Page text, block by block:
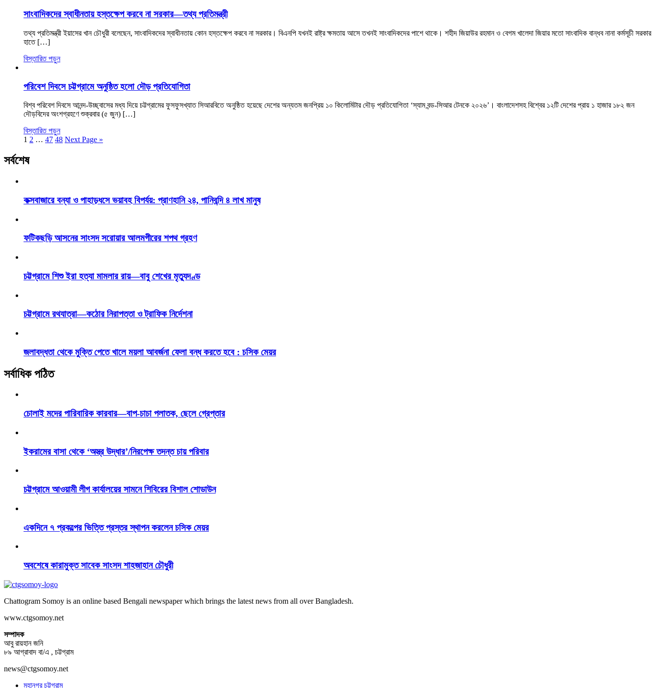
সাংবাদিকদের স্বাধীনতায় হস্তক্ষেপ করবে না সরকার—তথ্য প্রতিমন্ত্রী
তথ্য প্রতিমন্ত্রী ইয়াসের খান চৌধুরী বলেছেন, সাংবাদিকদের স্বাধীনতায় কোন হস্তক্ষেপ করবে না সরকার। বিএনপি যখনই রাষ্ট্র ক্ষমতায় আসে তখনই সাংবাদিকদের পাশে থাকে। শহীদ জিয়াউর রহমান ও বেগম খালেদা জিয়ার মতো সাংবাদিক বান্ধব নানা কর্মসূচী সরকার
হাতে […]
বিস্তারিত পড়ুন
পরিবেশ দিবসে চট্টগ্রামে অনুষ্ঠিত হলো দৌড় প্রতিযোগিতা
বিশ্ব পরিবেশ দিবসে আনন্দ-উচ্ছ্বাসের মধ্য দিয়ে চট্টগ্রামের ফুসফুসখ্যাত সিআরবিতে অনুষ্ঠিত হয়েছে দেশের অন্যতম জনপ্রিয় ১০ কিলোমিটার দৌড় প্রতিযোগিতা ‘স্যাম বন্ড-সিআর টেনকে ২০২৬’। বাংলাদেশসহ বিশ্বের ১২টি দেশের প্রায় ১ হাজার ১৮২ জন
দৌড়বিদের অংশগ্রহণে শুক্রবার (৫ জুন) […]
বিস্তারিত পড়ুন
1 2 … 47 48 Next Page »
সর্বশেষ
কক্সবাজারে বন্যা ও পাহাড়ধসে ভয়াবহ বিপর্যয়: প্রাণহানি ২৪, পানিবন্দি ৪ লাখ মানুষ
ফটিকছড়ি আসনের সাংসদ সরোয়ার আলমগীরের শপথ গ্রহণ
চট্টগ্রামে শিশু ইরা হত্যা মামলার রায়—বাবু শেখের মৃত্যুদণ্ড
চট্টগ্রামে রথযাত্রা—কঠোর নিরাপত্তা ও ট্রাফিক নির্দেশনা
জলাবদ্ধতা থেকে মুক্তি পেতে খালে ময়লা আবর্জনা ফেলা বন্ধ করতে হবে : চসিক মেয়র
সর্বাধিক পঠিত
চোলাই মদের পারিবারিক কারবার—বাপ-চাচা পলাতক, ছেলে গ্রেপ্তার
ইকরামের বাসা থেকে ‘অস্ত্র উদ্ধার’/নিরপেক্ষ তদন্ত চায় পরিবার
চট্টগ্রামে আওয়ামী লীগ কার্যালয়ের সামনে শিবিরের বিশাল শোডাউন
একদিনে ৭ প্রকল্পের ভিত্তি প্রস্তর স্থাপন করলেন চসিক মেয়র
অবশেষে কারামুক্ত সাবেক সাংসদ শাহজাহান চৌধুরী
Chattogram Somoy is an online based Bengali newspaper which brings the latest news from all over Bangladesh.
www.ctgsomoy.net
সম্পাদক
আবু রায়হান জনি
৮৯ আগ্রাবাদ বা/এ , চট্টগ্রাম
news@ctgsomoy.net
মহানগর চট্টগ্রাম